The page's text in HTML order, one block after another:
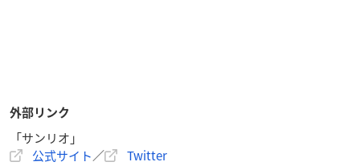
外部リンク
「サンリオ」
公式サイト／ Twitter